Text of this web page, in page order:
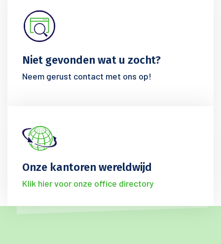
Niet gevonden wat u zocht?
Neem gerust contact met ons op!
Onze kantoren wereldwijd
Klik hier voor onze office directory